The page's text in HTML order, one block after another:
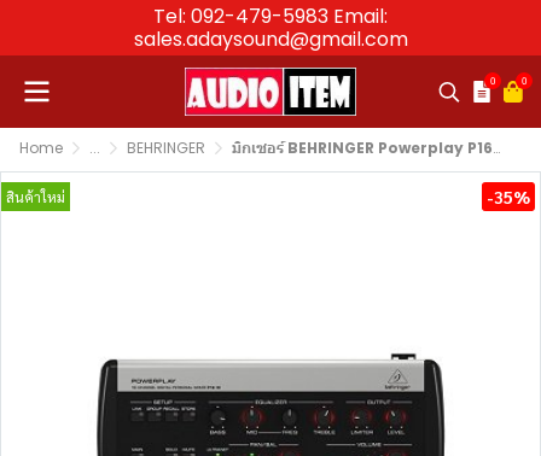
Tel: 092-479-5983 Email:
sales.adaysound@gmail.com
0 0
Home ... BEHRINGER มิกเซอร์ BEHRINGER Powerplay P16M 16-Ch Digital Personal Mixer
สินค้าใหม่ -35%